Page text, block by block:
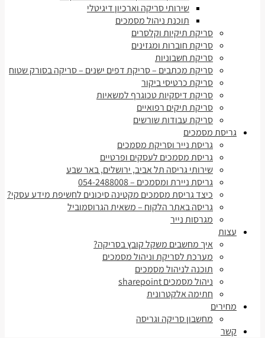
שירותי סריקה וארכיון דיגיטלי
תוכנת ניהול מסמכים
סריקת תיקיות וקלסרים
סריקת חוברות ומגזינים
סריקת חשבוניות
סריקת מכתבים – סריקת דפים ישנים – סריקה בסורק שטוח
סריקת כרטיסי ביקור
סריקת דיסקיות טכוגרף למשאיות
סריקת תיקים רפואיים
סריקת עבודות שורשים
גריסת מסמכים
גריסת נייר וסריקת מסמכים
גריסת מסמכים לעסקים ופרטיים
שירותי גריסה תל אביב, ירושלים, באר שבע
גריסת ניירת ומסמכים – 054-2488008
כיצד גריסת מסמכים מקטינה סיכונים לחשיפת מידע עסקי?
גריסה באתר הלקוח – משאית הגרוסמוביל
מגרסות נייר
עצות
איך מחשבים משקל קובץ בסריקה?
מערכת לסריקת וניהול מסמכים
תוכנה לניהול מסמכים
ניהול מסמכים sharepoint
חתימה אלקטרונית
מחירים
מחשבון סריקה וגריסה
קשר